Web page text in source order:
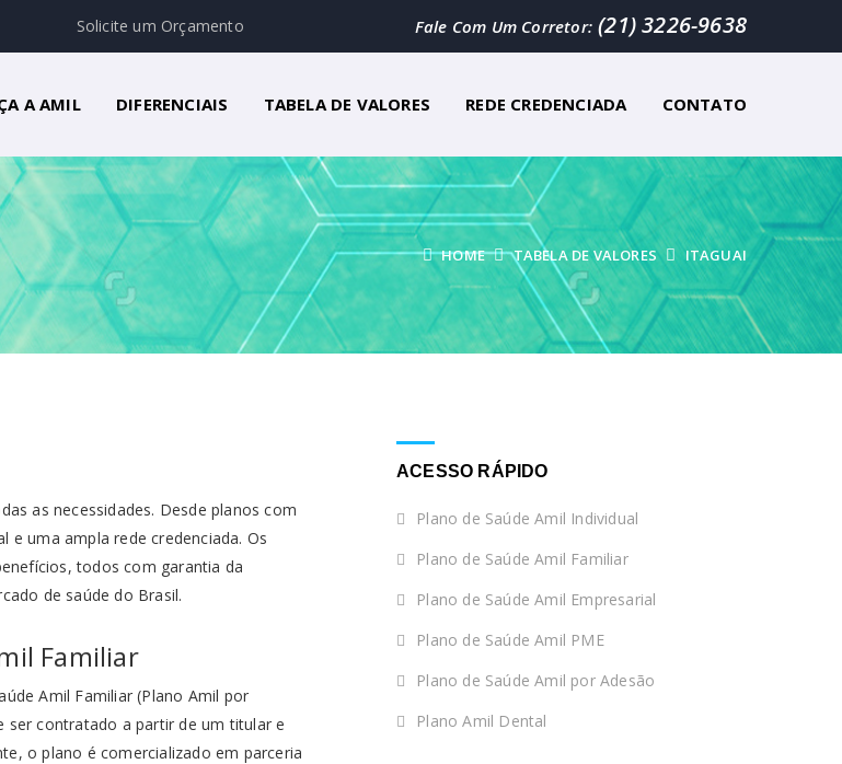
Solicite um Orçamento Fale Com Um Corretor: (21) 3226-9638
A AMIL DIFERENCIAIS TABELA DE VALORES REDE CREDENCIADA CONTATO
HOME TABELA DE VALORES ITAGUAI
as necessidades. Desde planos com
uma ampla rede credenciada. Os
todos com garantia da
de saúde do Brasil.
Familiar
Amil Familiar (Plano Amil por
ser contratado a partir de um titular e
o plano é comercializado em parceria
ACESSO RÁPIDO
Plano de Saúde Amil Individual
Plano de Saúde Amil Familiar
Plano de Saúde Amil Empresarial
Plano de Saúde Amil PME
Plano de Saúde Amil por Adesão
Plano Amil Dental